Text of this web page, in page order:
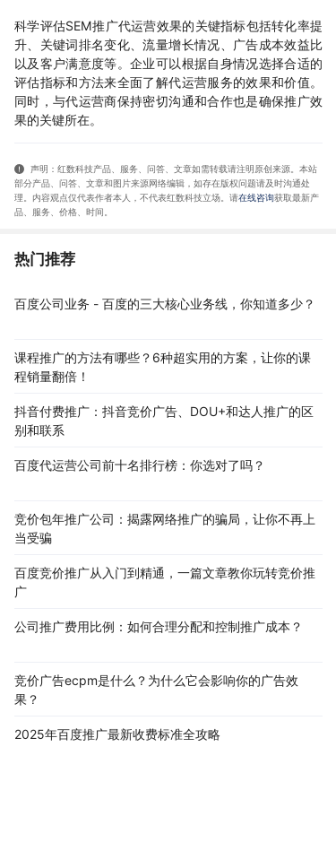
科学评估SEM推广代运营效果的关键指标包括转化率提
升、关键词排名变化、流量增长情况、广告成本效益比
以及客户满意度等。企业可以根据自身情况选择合适的
评估指标和方法来全面了解代运营服务的效果和价值。
同时，与代运营商保持密切沟通和合作也是确保推广效
果的关键所在。
声明：红数科技产品、服务、问答、文章如需转载请注明原创来源。本站
部分产品、问答 、文章和图片来源网络编辑，如存在版权问题请及时沟通处
理。内容观点仅代表作者本人，不代表红数科技立场。请在线咨询获取最新产
品、服务、价格、时间
热门推荐
百度公司业务 - 百度的三大核心业务线，你知道多少？
课程推广的方法有哪些？6种超实用的方案，让你的课
程销量翻倍！
抖音付费推广：抖音竞价广告、DOU+和达人推广的区
别和联系
百度代运营公司前十名排行榜：你选对了吗？
竞价包年推广公司：揭露网络推广的骗局，让你不再上
当受骗
百度竞价推广从入门到精通，一篇文章教你玩转竞价推
广
公司推广费用比例：如何合理分配和控制推广成本？
竞价广告ecpm是什么？为什么它会影响你的广告效
果？
2025年百度推广最新收费标准全攻略